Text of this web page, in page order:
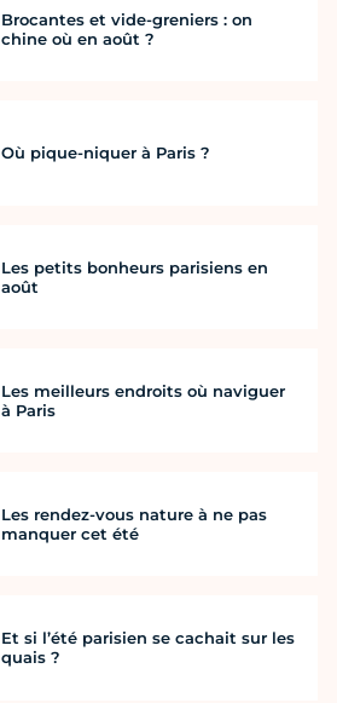
Brocantes et vide-greniers : on
chine où en août ?
Où pique-niquer à Paris ?
Les petits bonheurs parisiens en
août
Les meilleurs endroits où naviguer
à Paris
Les rendez-vous nature à ne pas
manquer cet été
Et si l’été parisien se cachait sur les
quais ?